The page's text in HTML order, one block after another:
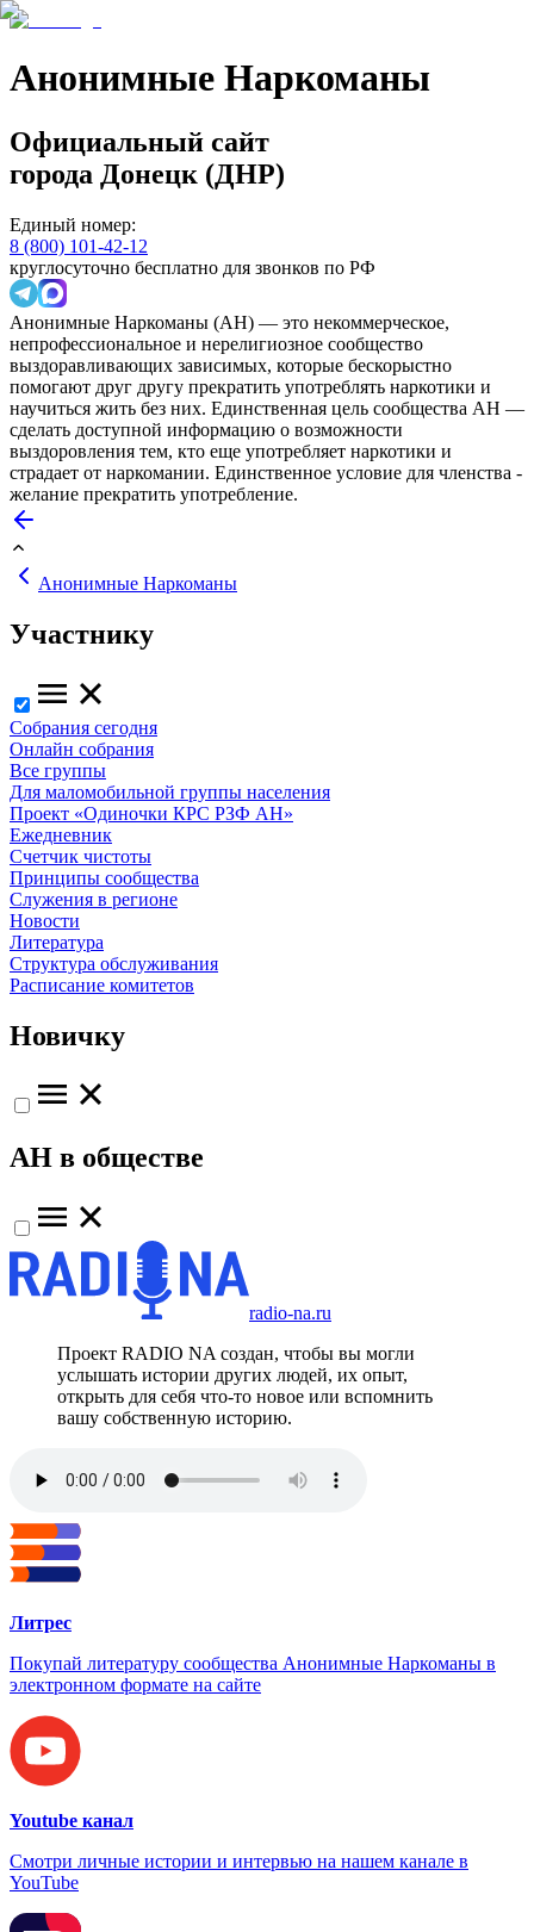
Анонимные Наркоманы
Официальный сайт
города Донецк (ДНР)
Единый номер:
8 (800) 101-42-12
круглосуточно бесплатно для звонков по РФ
Анонимные Наркоманы (АН) — это некоммерческое,
непрофессиональное и нерелигиозное сообщество
выздоравливающих зависимых, которые бескорыстно
помогают друг другу прекратить употреблять наркотики и
научиться жить без них. Единственная цель сообщества АН —
сделать доступной информацию о возможности
выздоровления тем, кто еще употребляет наркотики и
страдает от наркомании. Единственное условие для членства -
желание прекратить употребление.
Анонимные Наркоманы
Участнику
Собрания сегодня
Онлайн собрания
Все группы
Для маломобильной группы населения
Проект «Одиночки КРС РЗФ АН»
Ежедневник
Счетчик чистоты
Принципы сообщества
Служения в регионе
Новости
Литература
Структура обслуживания
Расписание комитетов
Новичку
АН в обществе
radio-na.ru
Проект RADIO NA создан, чтобы вы могли
услышать истории других людей, их опыт,
открыть для себя что-то новое или вспомнить
вашу собственную историю.
Литрес
Покупай литературу сообщества Анонимные Наркоманы в
электронном формате на сайте
Youtube канал
Смотри личные истории и интервью на нашем канале в
YouTube